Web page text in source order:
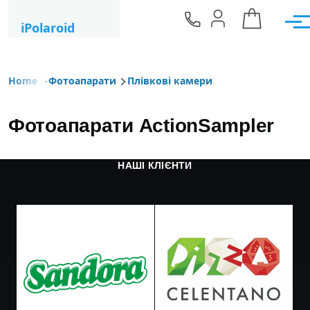
iPolaroid
Breadcrumb
Home Фотоапарати Плівкові камери
Фотоапарати ActionSampler
НАШІ КЛІЄНТИ